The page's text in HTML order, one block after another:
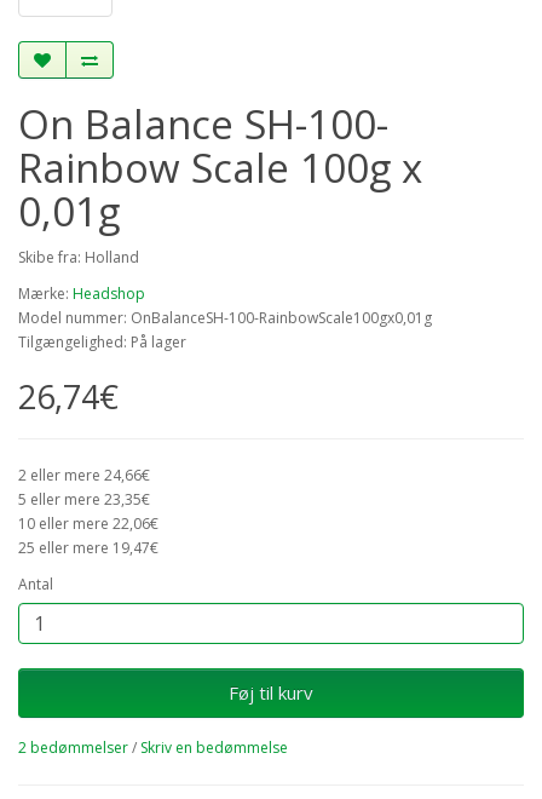
On Balance SH-100-
Rainbow Scale 100g x
0,01g
Skibe fra: Holland
Mærke: Headshop
Model nummer: OnBalanceSH-100-RainbowScale100gx0,01g
Tilgængelighed: På lager
26,74€
2 eller mere 24,66€
5 eller mere 23,35€
10 eller mere 22,06€
25 eller mere 19,47€
Antal
Føj til kurv
2 bedømmelser/ Skriv en bedømmelse